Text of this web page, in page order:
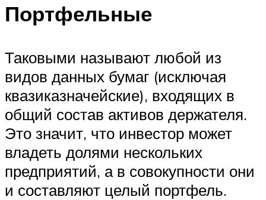
Портфельные
Таковыми называют любой из
видов данных бумаг (исключая
квазиказначейские), входящих в
общий состав активов держателя.
Это значит, что инвестор может
владеть долями нескольких
предприятий, а в совокупности они
и составляют целый портфель.